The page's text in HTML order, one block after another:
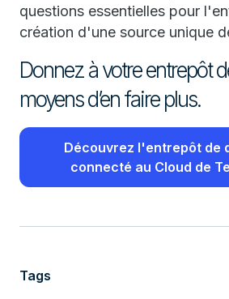
questions essentielles pour
création d'une source unique
Donnez à votre entrepôt
moyens d’en faire plus.
Découvrez l'entrepôt de
connecté au Cloud de
Tags